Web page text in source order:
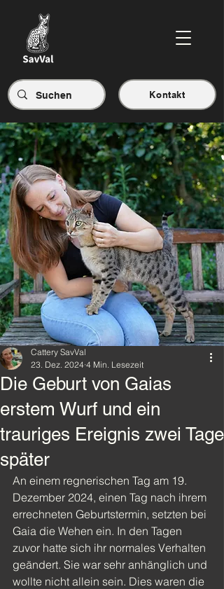
Kontakt
Die Geburt von Gaias
erstem Wurf und ein
trauriges Ereignis zwei Tage
später
Cattery SavVal
23. Dez. 2024 4 Min. Lesezeit
An einem regnerischen Tag am 19.
Dezember 2024, einen Tag nach ihrem
errechneten Geburtstermin, setzten bei
Gaia die Wehen ein. In den Tagen
zuvor hatte sich ihr normales Verhalten
geändert. Sie war sehr anhänglich und
wollte nicht allein sein. Dies waren die